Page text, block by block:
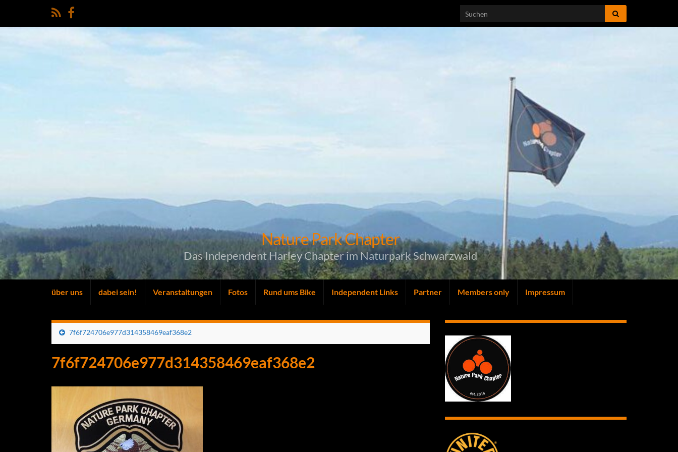
Search for:
Nature Park Chapter
Das Independent Harley Chapter im Naturpark Schwarzwald
über uns dabei sein! Veranstaltungen Fotos Rund ums Bike Independent Links Partner Members only Impressum
7f6f724706e977d314358469eaf368e2
7f6f724706e977d314358469eaf368e2